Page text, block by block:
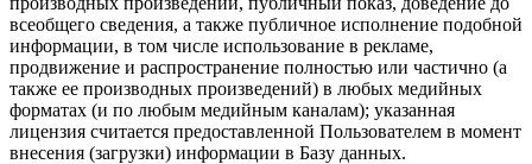
всеобщего сведения, а также публичное исполнение подобной
информации, в том числе использование в рекламе,
продвижение и распространение полностью или частично (а
также ее производных произведений) в любых медийных
форматах (и по любым медийным каналам); указанная
лицензия считается предоставленной Пользователем в момент
внесения (загрузки) информации в Базу данных.